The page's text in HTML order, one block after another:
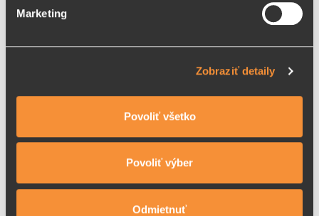
Na prispôsobenie obsahu a reklám, poskytovanie funkcií
webové stránky, poskytujeme aj našim partnerom v
údajmi, ktoré ste im poskytli alebo ktoré od vás získali,
keď ste používali ich služby.
Marketing
Zobraziť detaily
Povoliť všetko
Povoliť výber
Odmietnuť
12,5 €